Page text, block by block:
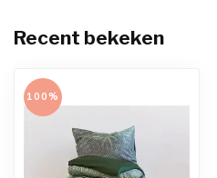
Recent bekeken
100%